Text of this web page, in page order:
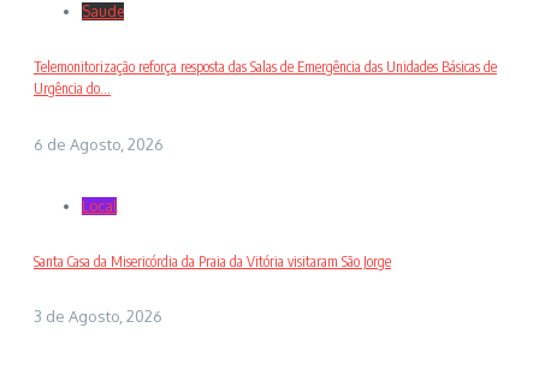
Saude
Telemonitorização reforça resposta das Salas de Emergência das Unidades Básicas de
Urgência do...
6 de Agosto, 2026
Local
Santa Casa da Misericórdia da Praia da Vitória visitaram São Jorge
3 de Agosto, 2026